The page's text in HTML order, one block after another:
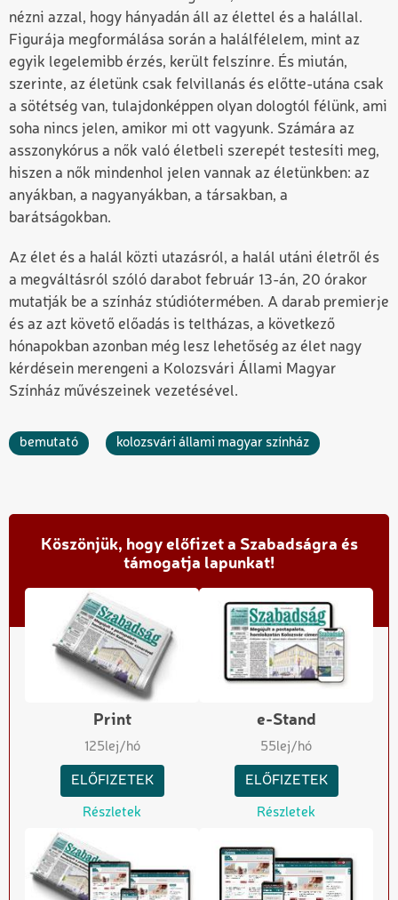
nézni azzal, hogy hányadán áll az élettel és a halállal.
Figurája megformálása során a halálfélelem, mint az
egyik legelemibb érzés, került felszínre. És miután,
szerinte, az életünk csak felvillanás és előtte-utána csak
a sötétség van, tulajdonképpen olyan dologtól félünk, ami
soha nincs jelen, amikor mi ott vagyunk. Számára az
asszonykórus a nők való életbeli szerepét testesíti meg,
hiszen a nők mindenhol jelen vannak az életünkben: az
anyákban, a nagyanyákban, a társakban, a
barátságokban.
Az élet és a halál közti utazásról, a halál utáni életről és
a megváltásról szóló darabot február 13-án, 20 órakor
mutatják be a színház stúdiótermében. A darab premierje
és az azt követő előadás is teltházas, a következő
hónapokban azonban még lesz lehetőség az élet nagy
kérdésein merengeni a Kolozsvári Állami Magyar
Színház művészeinek vezetésével.
bemutató kolozsvári állami magyar színház
Köszönjük, hogy előfizet a Szabadságra és
támogatja lapunkat!
Print
125lej/hó
ELŐFIZETEK
Részletek
e-Stand
55lej/hó
ELŐFIZETEK
Részletek